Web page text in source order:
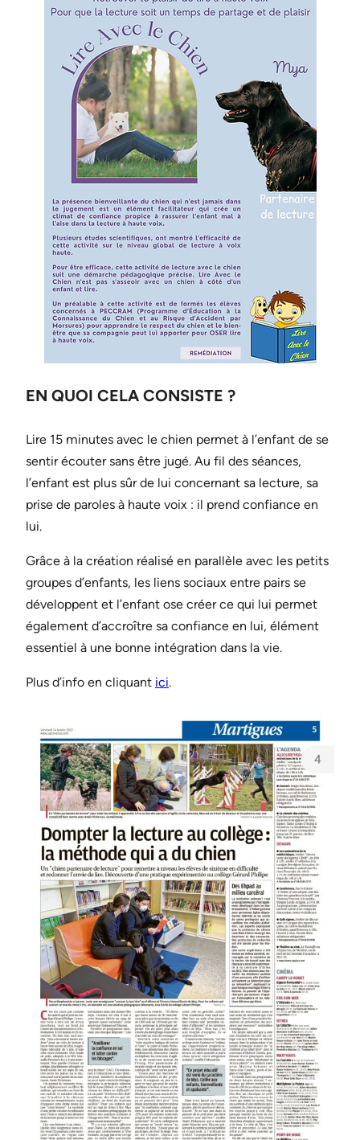
EN QUOI CELA CONSISTE ?
Lire 15 minutes avec le chien permet à l’enfant de se
sentir écouter sans être jugé. Au fil des séances,
l’enfant est plus sûr de lui concernant sa lecture, sa
prise de paroles à haute voix : il prend confiance en
lui.
Grâce à la création réalisé en parallèle avec les petits
groupes d’enfants, les liens sociaux entre pairs se
développent et l’enfant ose créer ce qui lui permet
également d’accroître sa confiance en lui, élément
essentiel à une bonne intégration dans la vie.
Plus d’info en cliquant ici.